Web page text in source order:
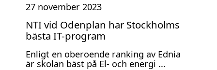
27 november 2023
NTI vid Odenplan har Stockholms
bästa IT-program
Enligt en oberoende ranking av Ednia
är skolan bäst på El- och energi ...